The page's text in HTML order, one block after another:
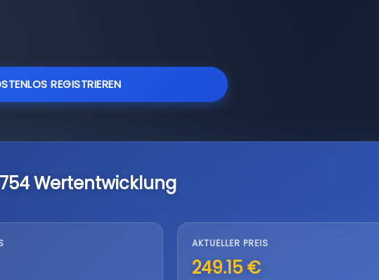
REGISTRIEREN
Wertentwicklung
AKTUELLER PREIS
249.15 €